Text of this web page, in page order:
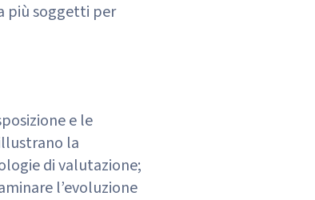
più soggetti per
e le
la
di valutazione;
l’evoluzione